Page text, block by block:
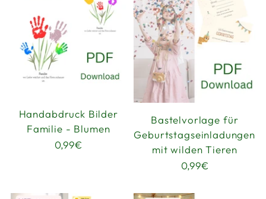
Handabdruck Bilder
Familie - Blumen
0,99€
Bastelvorlage für
Geburtstagseinladungen
mit wilden Tieren
0,99€